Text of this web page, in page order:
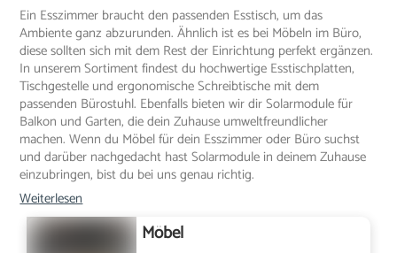
Ein Esszimmer braucht den passenden Esstisch, um das
Ambiente ganz abzurunden. Ähnlich ist es bei Möbeln im Büro,
diese sollten sich mit dem Rest der Einrichtung perfekt ergänzen.
In unserem Sortiment findest du hochwertige Esstischplatten,
Tischgestelle und ergonomische Schreibtische mit dem
passenden Bürostuhl. Ebenfalls bieten wir dir Solarmodule für
Balkon und Garten, die dein Zuhause umweltfreundlicher
machen. Wenn du Möbel für dein Esszimmer oder Büro suchst
und darüber nachgedacht hast Solarmodule in deinem Zuhause
einzubringen, bist du bei uns genau richtig.
Weiterlesen
Möbel